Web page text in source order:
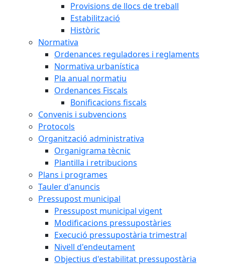
Provisions de llocs de treball
Estabilització
Històric
Normativa
Ordenances reguladores i reglaments
Normativa urbanística
Pla anual normatiu
Ordenances Fiscals
Bonificacions fiscals
Convenis i subvencions
Protocols
Organització administrativa
Organigrama tècnic
Plantilla i retribucions
Plans i programes
Tauler d'anuncis
Pressupost municipal
Pressupost municipal vigent
Modificacions pressupostàries
Execució pressupostària trimestral
Nivell d'endeutament
Objectius d'estabilitat pressupostària